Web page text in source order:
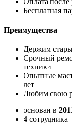
Бесплатная
Преимущества
Держим
Срочный
техники
Опытные
лет
Любим свою
основан в
4 сотрудника